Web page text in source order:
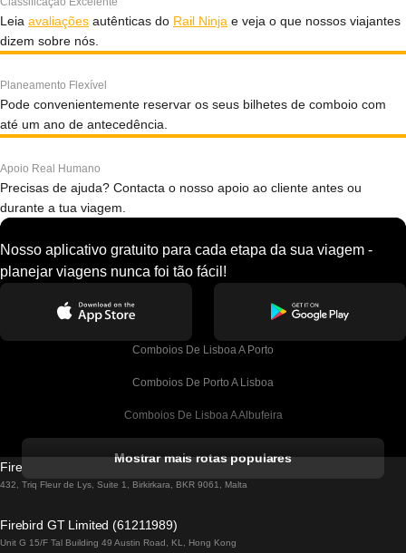
Leia avaliações autênticas do Rail Ninja e veja o que nossos viajantes
dizem sobre nós.
Planeamento Flexível
Pode convenientemente reservar os seus bilhetes de comboio com
até um ano de antecedência.
Apoio Real Humano
Precisas de ajuda? Contacta o nosso apoio ao cliente antes ou
durante a tua viagem.
Nosso aplicativo gratuito para cada etapa da sua viagem -
planejar viagens nunca foi tão fácil!
Comboios De Lisboa A Porto
Comboios De Porto A Lisboa
Comboios De Lisboa A Albufeira
Comboios De Lisboa A Lagos
Comboios De Lisboa A Madrid
Mostrar mais rotas populares
Firebird GT Limited (OC 1451)
432, Triq Fleur de Lys, Suite 1, Birkirkara, BKR 9061, Malta
Firebird GT Limited (61211989)
Unit G 15/F Tal Building 49 Austin Road, KL, Hong Kong